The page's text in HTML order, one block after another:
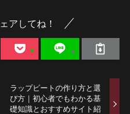
アしてね！
ラップビートの作り方と選
び方｜初心者でもわかる基
礎知識とおすすめサイト紹